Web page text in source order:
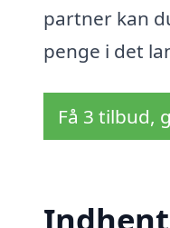
partner kan
penge i det
Få 3 tilbud,